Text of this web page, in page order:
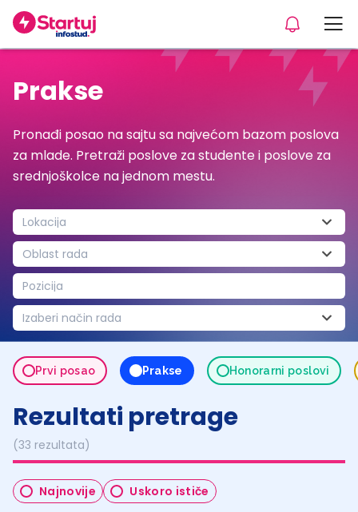
Prakse
Pronađi posao na sajtu sa najvećom bazom poslova
za mlade. Pretraži poslove za studente i poslove za
srednjoškolce na jednom mestu.
Lokacija
Oblast rada
Pozicija
Izaberi način rada
Prvi posao Prakse Honorarni poslovi
Rezultati pretrage
(33 rezultata)
Najnovije Uskoro ističe